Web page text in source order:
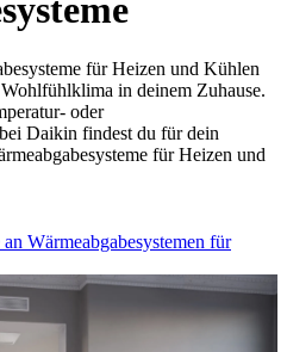
für Heizen und Kühlen
in deinem Zuhause.
oder
Daikin findest du für dein
für Heizen und
Wärmeabgabesystemen für